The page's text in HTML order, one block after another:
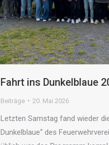
Fahrt ins Dunkelblaue
Beiträge 20. Mai 2026
Letzten Samstag fand wieder
Dunkelblaue“ des